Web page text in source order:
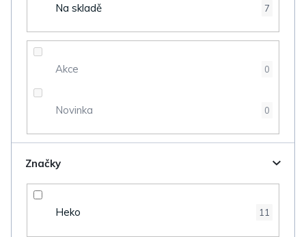
Na skladě 7
Akce 0
Novinka 0
Značky
Heko 11